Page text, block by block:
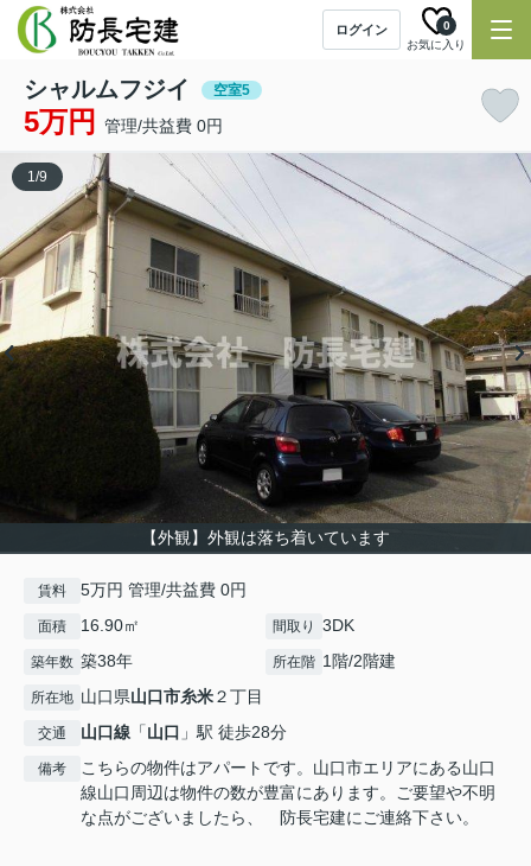
ログイン
お気に入り
0
シャルムフジイ 空室5
5万円 管理/共益費 0円
【外観】外観は落ち着いています
1/9
賃料 5万円 管理/共益費 0円
面積 16.90㎡ 間取り 3DK
築年数 築38年 所在階 1階/2階建
所在地 山口県山口市糸米２丁目
交通 山口線 「山口 」駅 徒歩28分
備考
こちらの物件はアパートです。山口市エリアにある山口
線山口周辺は物件の数が豊富にあります。ご要望や不明
な点がございましたら、 防長宅建にご連絡下さい。